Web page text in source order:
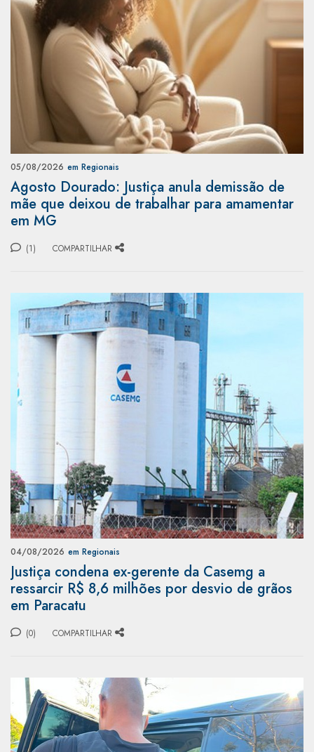
05/08/2026 em Regionais
Agosto Dourado: Justiça anula demissão de
mãe que deixou de trabalhar para amamentar
em MG
(1) COMPARTILHAR
04/08/2026 em Regionais
Justiça condena ex-gerente da Casemg a
ressarcir R$ 8,6 milhões por desvio de grãos
em Paracatu
(0) COMPARTILHAR